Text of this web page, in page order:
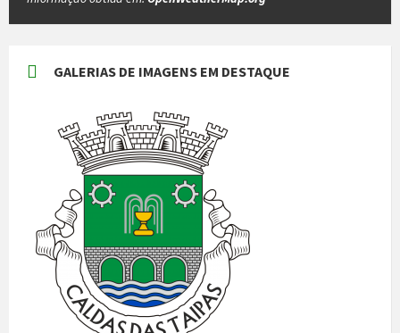
GALERIAS DE IMAGENS EM DESTAQUE